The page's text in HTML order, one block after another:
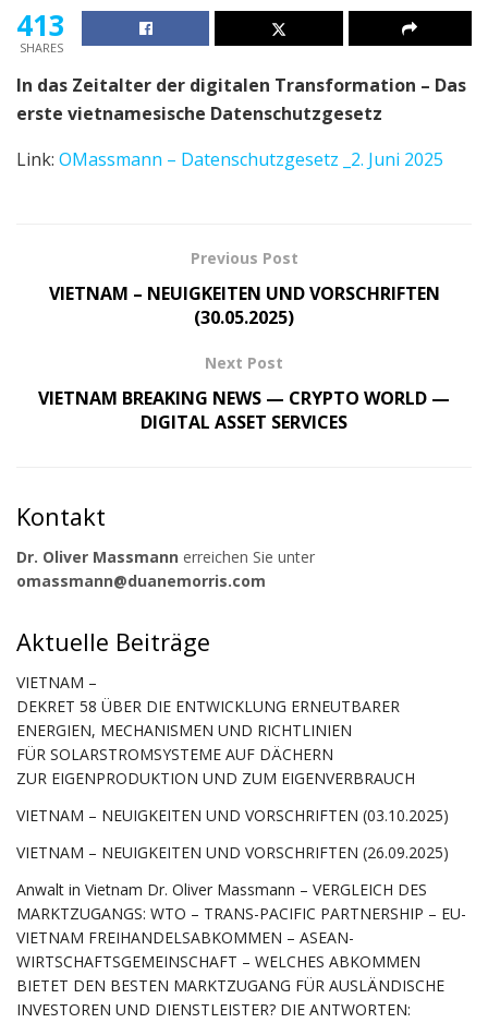
413
SHARES
In das Zeitalter der digitalen Transformation – Das
erste vietnamesische Datenschutzgesetz
Link: OMassmann – Datenschutzgesetz _2. Juni 2025
Previous Post
VIETNAM – NEUIGKEITEN UND VORSCHRIFTEN
(30.05.2025)
Next Post
VIETNAM BREAKING NEWS — CRYPTO WORLD —
DIGITAL ASSET SERVICES
Kontakt
Dr. Oliver Massmann erreichen Sie unter
omassmann@duanemorris.com
Aktuelle Beiträge
VIETNAM –
DEKRET 58 ÜBER DIE ENTWICKLUNG ERNEUTBARER
ENERGIEN, MECHANISMEN UND RICHTLINIEN
FÜR SOLARSTROMSYSTEME AUF DÄCHERN
ZUR EIGENPRODUKTION UND ZUM EIGENVERBRAUCH
VIETNAM – NEUIGKEITEN UND VORSCHRIFTEN (03.10.2025)
VIETNAM – NEUIGKEITEN UND VORSCHRIFTEN (26.09.2025)
Anwalt in Vietnam Dr. Oliver Massmann – VERGLEICH DES
MARKTZUGANGS: WTO – TRANS-PACIFIC PARTNERSHIP – EU-
VIETNAM FREIHANDELSABKOMMEN – ASEAN-
WIRTSCHAFTSGEMEINSCHAFT – WELCHES ABKOMMEN
BIETET DEN BESTEN MARKTZUGANG FÜR AUSLÄNDISCHE
INVESTOREN UND DIENSTLEISTER? DIE ANTWORTEN: